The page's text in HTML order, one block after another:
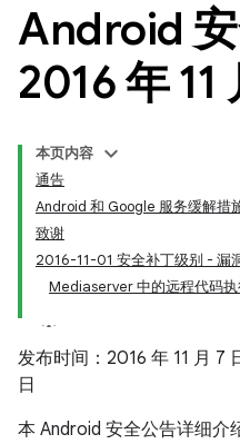
Android
2016 年 11
本页内容
通告
Android 和 Google 服务缓解措
致谢
2016-11-01 安全补丁级别 - 漏
Mediaserver 中的远程代码执
发布时间：2016 年 11 月 7
日
本 Android 安全公告详细介